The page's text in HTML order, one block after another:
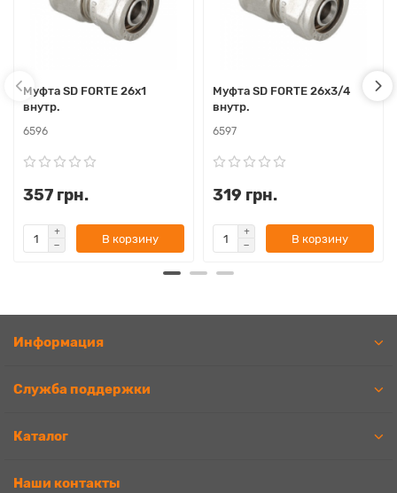
Муфта SD FORTE 26х1
внутр.
6596
357 грн.
В корзину
Муфта SD FORTE 26х3/4
внутр.
6597
319 грн.
В корзину
Информация
Служба поддержки
Каталог
Наши контакты